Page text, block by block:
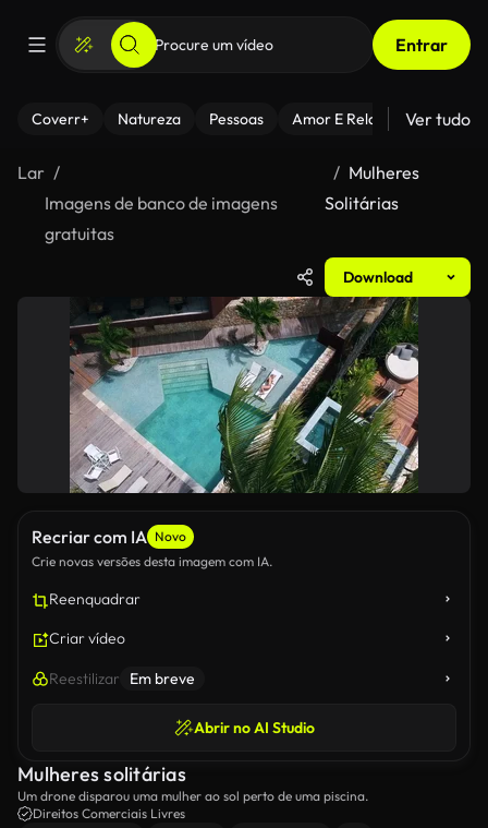
Entrar
Coverr+ Natureza Pessoas Amor E Relacionamentos
Ver tudo
Lar
Imagens de banco de imagens
gratuitas
Mulheres
Solitárias
Download
Recriar com IA Novo
Crie novas versões desta imagem com IA.
Reenquadrar
Criar vídeo
Reestilizar Em breve
Abrir no AI Studio
Mulheres solitárias
Um drone disparou uma mulher ao sol perto de uma piscina.
Direitos Comerciais Livres